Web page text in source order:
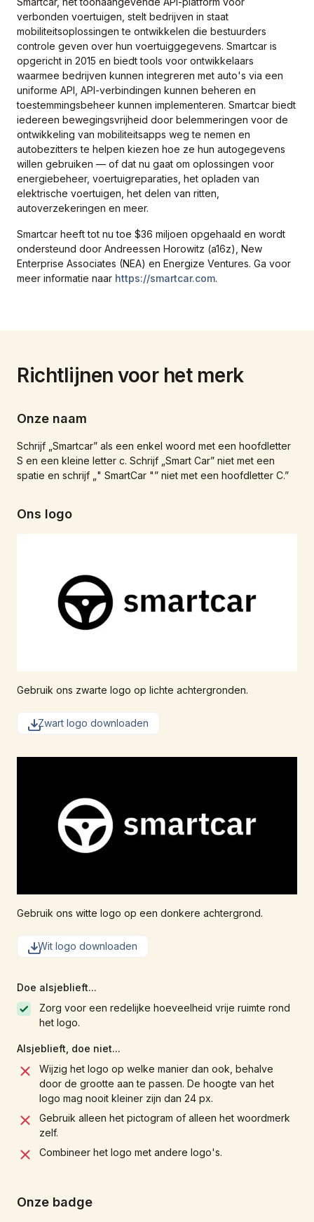
verbonden voertuigen, stelt bedrijven in staat
mobiliteitsoplossingen te ontwikkelen die bestuurders
controle geven over hun voertuiggegevens. Smartcar is
opgericht in 2015 en biedt tools voor ontwikkelaars
waarmee bedrijven kunnen integreren met auto's via een
uniforme API, API-verbindingen kunnen beheren en
toestemmingsbeheer kunnen implementeren. Smartcar biedt
iedereen bewegingsvrijheid door belemmeringen voor de
ontwikkeling van mobiliteitsapps weg te nemen en
autobezitters te helpen kiezen hoe ze hun autogegevens
willen gebruiken — of dat nu gaat om oplossingen voor
energiebeheer, voertuigreparaties, het opladen van
elektrische voertuigen, het delen van ritten,
autoverzekeringen en meer.
Smartcar heeft tot nu toe $36 miljoen opgehaald en wordt
ondersteund door Andreessen Horowitz (a16z), New
Enterprise Associates (NEA) en Energize Ventures. Ga voor
meer informatie naar https://smartcar.com.
Richtlijnen voor het merk
Onze naam
Schrijf „Smartcar” als een enkel woord met een hoofdletter
S en een kleine letter c. Schrijf „Smart Car” niet met een
spatie en schrijf „" SmartCar "” niet met een hoofdletter C.”
Ons logo
Gebruik ons zwarte logo op lichte achtergronden.
Zwart logo downloaden
Gebruik ons witte logo op een donkere achtergrond.
Wit logo downloaden
Doe alsjeblieft...
Zorg voor een redelijke hoeveelheid vrije ruimte rond
het logo.
Alsjeblieft, doe niet...
Wijzig het logo op welke manier dan ook, behalve
door de grootte aan te passen. De hoogte van het
logo mag nooit kleiner zijn dan 24 px.
Gebruik alleen het pictogram of alleen het woordmerk
zelf.
Combineer het logo met andere logo's.
Onze badge